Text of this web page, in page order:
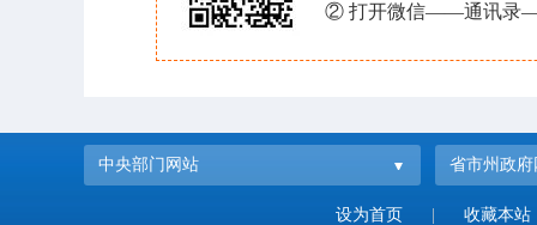
② 打开微信——通讯录
中央部门网站 省市州政府
设为首页 收藏本站